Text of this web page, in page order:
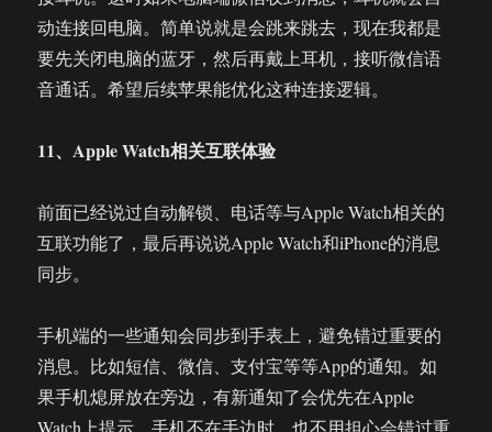
动连接回电脑。简单说就是会跳来跳去，现在我都是
要先关闭电脑的蓝牙，然后再戴上耳机，接听微信语
音通话。希望后续苹果能优化这种连接逻辑。
11、Apple Watch相关互联体验
前面已经说过自动解锁、电话等与Apple Watch相关的
互联功能了，最后再说说Apple Watch和iPhone的消息
同步。
手机端的一些通知会同步到手表上，避免错过重要的
消息。比如短信、微信、支付宝等等App的通知。如
果手机熄屏放在旁边，有新通知了会优先在Apple
Watch上提示。手机不在手边时，也不用担心会错过重